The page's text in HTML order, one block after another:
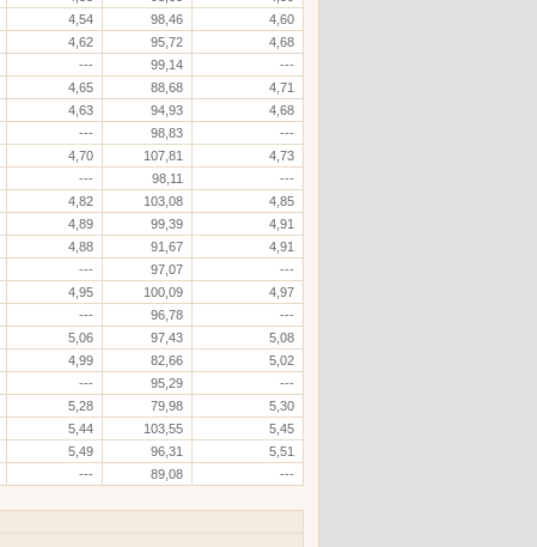
4,54 98,46
4,60
4,62 95,72
4,68
--- 99,14
---
4,65 88,68
4,71
4,63 94,93
4,68
--- 98,83
---
4,70 107,81
4,73
--- 98,11
---
4,82 103,08
4,85
4,89 99,39
4,91
4,88 91,67
4,91
--- 97,07
---
4,95 100,09
4,97
--- 96,78
---
5,06 97,43
5,08
4,99 82,66
5,02
--- 95,29
---
5,28 79,98
5,30
5,44 103,55
5,45
5,49 96,31
5,51
--- 89,08 ---